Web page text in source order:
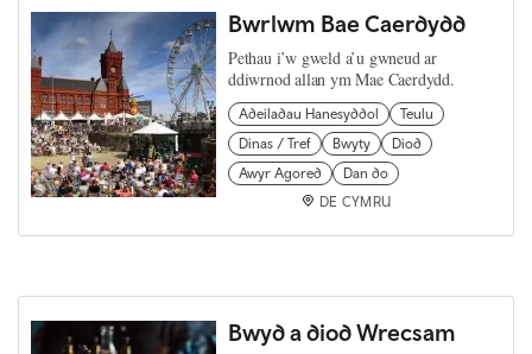
Bwrlwm Bae Caerdydd
Pethau i’w gweld a’u gwneud ar
ddiwrnod allan ym Mae Caerdydd.
Adeiladau Hanesyddol
Teulu
Dinas / Tref
Bwyty
Diod
Awyr Agored
Dan do
DE CYMRU
Bwyd a diod Wrecsam